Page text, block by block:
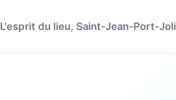
L'esprit du lieu, Saint-Jean-Port-Joli